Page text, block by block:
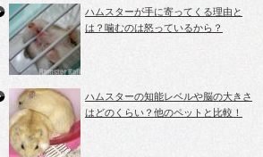
ハムスターが手に寄ってくる理由と
は？噛むのは怒っているから？
ハムスターの知能レベルや脳の大きさ
はどのくらい？他のペットと比較！